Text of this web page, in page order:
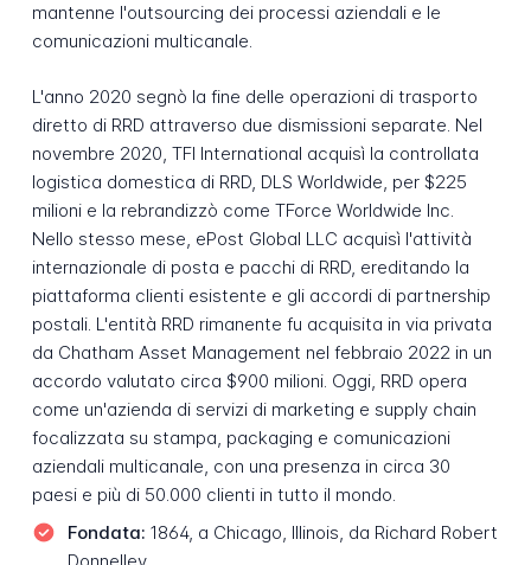
mantenne l'outsourcing dei processi aziendali e le
comunicazioni multicanale.
L'anno 2020 segnò la fine delle operazioni di trasporto
diretto di RRD attraverso due dismissioni separate. Nel
novembre 2020, TFI International acquisì la controllata
logistica domestica di RRD, DLS Worldwide, per $225
milioni e la rebrandizzò come TForce Worldwide Inc.
Nello stesso mese, ePost Global LLC acquisì l'attività
internazionale di posta e pacchi di RRD, ereditando la
piattaforma clienti esistente e gli accordi di partnership
postali. L'entità RRD rimanente fu acquisita in via privata
da Chatham Asset Management nel febbraio 2022 in un
accordo valutato circa $900 milioni. Oggi, RRD opera
come un'azienda di servizi di marketing e supply chain
focalizzata su stampa, packaging e comunicazioni
aziendali multicanale, con una presenza in circa 30
paesi e più di 50.000 clienti in tutto il mondo.
Fondata: 1864, a Chicago, Illinois, da Richard Robert
Donnelley